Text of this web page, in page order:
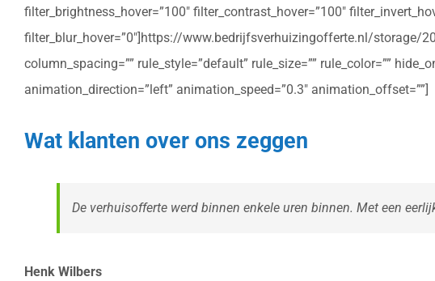
filter_brightness_hover=”100″ filter_contrast_hover=”100″
filter_blur_hover=”0″]https://www.bedrijfsverhuizingofferte.nl/storage/
column_spacing=”” rule_style=”default” rule_size=”” rule_color=””
animation_direction=”left” animation_speed=”0.3″ animation_offset=””]
Wat klanten over ons zeggen
De verhuisofferte werd binnen enkele uren binnen. Met een
Henk Wilbers